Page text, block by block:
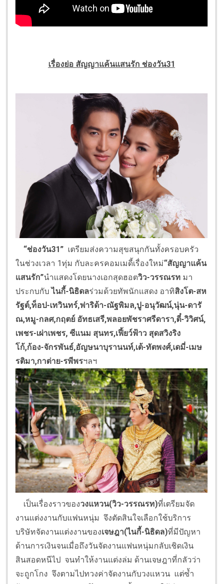
เรื่องย่อ สัญญาแค้นแสนรัก ช่องวัน31
“ช่องวัน31” เตรียมส่งความสุขสนุกกันทั้งครอบครัว
ในช่วงเวลา 1ทุ่ม กับละครคอมเมดี้เรื่องใหม่“สัญญาแค้น
แสนรัก”นำแสดงโดยนางเอกสุดฮอตวิว-วรรณรท มา
ประกบกับไนกี้-นิธิดลร่วมด้วยทัพนักแสดง อาทิสิงโต-สห
รัฐต์,ท็อป-เทวินทร์,ฟาริด้า-ณัฐพิมล,ปู-อนุวัฒน์,นุ่น-ดารั
ณ,หมู-กลศ,กฤตย์ อัทธเสรี,พลอยพัชราศรีดารา,ตี๋-วิวิศน์,
เพชร-เผ่าเพชร, ซีแนม สุนทร,เฟี้ยว์ฟ้าว สุดสวิงริง
โก้,ก้อง-จักรพันธ์,อัญษนาบุรานนท์,เต้-ทัตพงศ์,เดมี่-เมษ
รติมา,กาต่าย-รพีพรฯลฯ
เป็นเรื่องราวของวงแหวน(วิว-วรรณรท)ที่เตรียมจัด
งานแต่งงานกับแฟนหนุ่ม จึงตัดสินใจเลือกใช้บริการ
บริษัทจัดงานแต่งงานของเจษฎา(ไนกี้-นิธิดล)ที่มีปัญหา
ด้านการเงินจนเมื่อถึงวันจัดงานแฟนหนุ่มกลับเชิดเงิน
สินสอดหนีไป จนทำให้งานแต่งล่ม ด้านเจษฎาที่กลัวว่า
จะถูกโกง จึงตามไปทวงค่าจัดงานกับวงแหวน แต่ซ้ำ